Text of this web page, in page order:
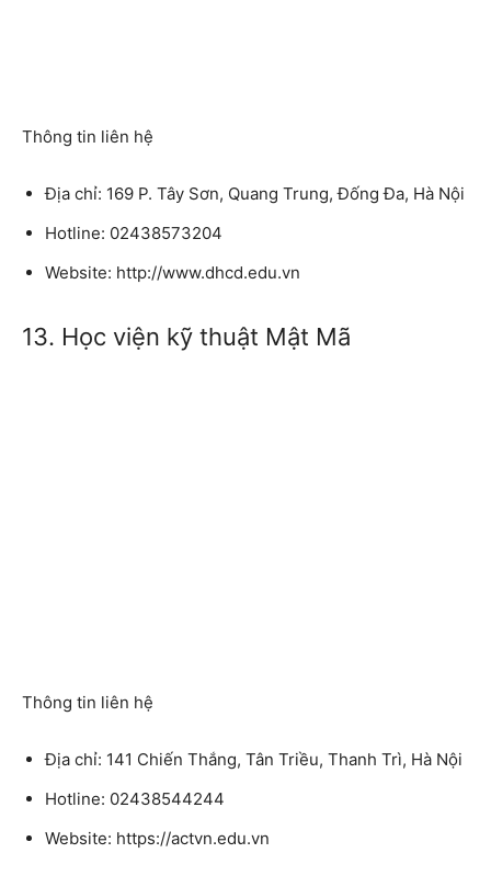
Thông tin liên hệ
Địa chỉ: 169 P. Tây Sơn, Quang Trung, Đống Đa, Hà Nội
Hotline: 02438573204
Website: http://www.dhcd.edu.vn
13. Học viện kỹ thuật Mật Mã
Thông tin liên hệ
Địa chỉ: 141 Chiến Thắng, Tân Triều, Thanh Trì, Hà Nội
Hotline: 02438544244
Website: https://actvn.edu.vn